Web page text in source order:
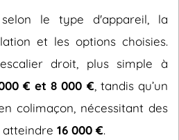
le type d'appareil, la
et les options choisies.
droit, plus simple à
€ et 8 000 € , tandis qu’un
colimaçon, nécessitant des
atteindre 16 000 €.